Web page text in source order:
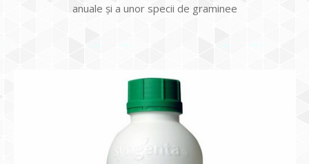
anuale şi a unor specii de graminee